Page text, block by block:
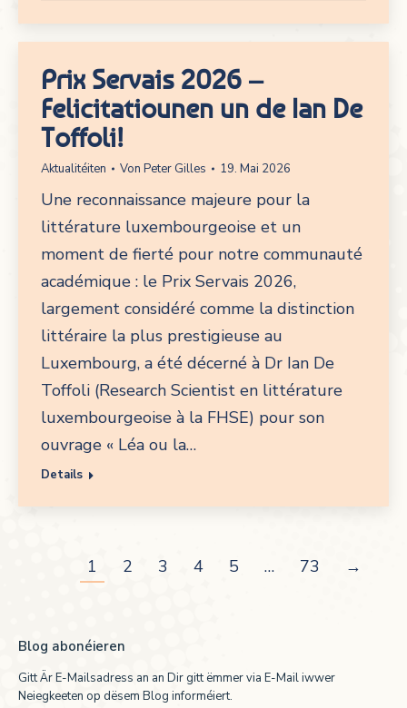
Prix Servais 2026 –
Felicitatiounen un de Ian De
Toffoli!
Aktualitéiten Von Peter Gilles 19. Mai 2026
Une reconnaissance majeure pour la
littérature luxembourgeoise et un
moment de fierté pour notre communauté
académique : le Prix Servais 2026,
largement considéré comme la distinction
littéraire la plus prestigieuse au
Luxembourg, a été décerné à Dr Ian De
Toffoli (Research Scientist en littérature
luxembourgeoise à la FHSE) pour son
ouvrage « Léa ou la…
Details
1 2 3 4 5 … 73 →
Blog abonéieren
Gitt Är E-Mailsadress an an Dir gitt ëmmer via E-Mail iwwer
Neiegkeeten op dësem Blog informéiert.